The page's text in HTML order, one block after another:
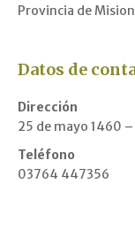
Provincia de
Datos de
Dirección
25 de mayo 1460 –
Teléfono
03764 447356